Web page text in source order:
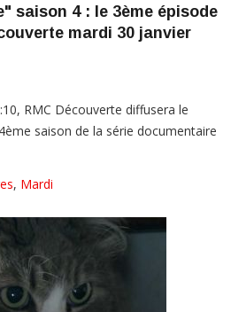
saison 4 : le 3ème épisode
mardi 30 janvier
RMC Découverte diffusera le
saison de la série documentaire
, Mardi